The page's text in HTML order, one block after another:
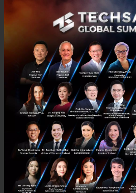
| By Techsauce Team
apple Apple Maps
E-mail :
Tel : 02-001-
Mobile : 06-